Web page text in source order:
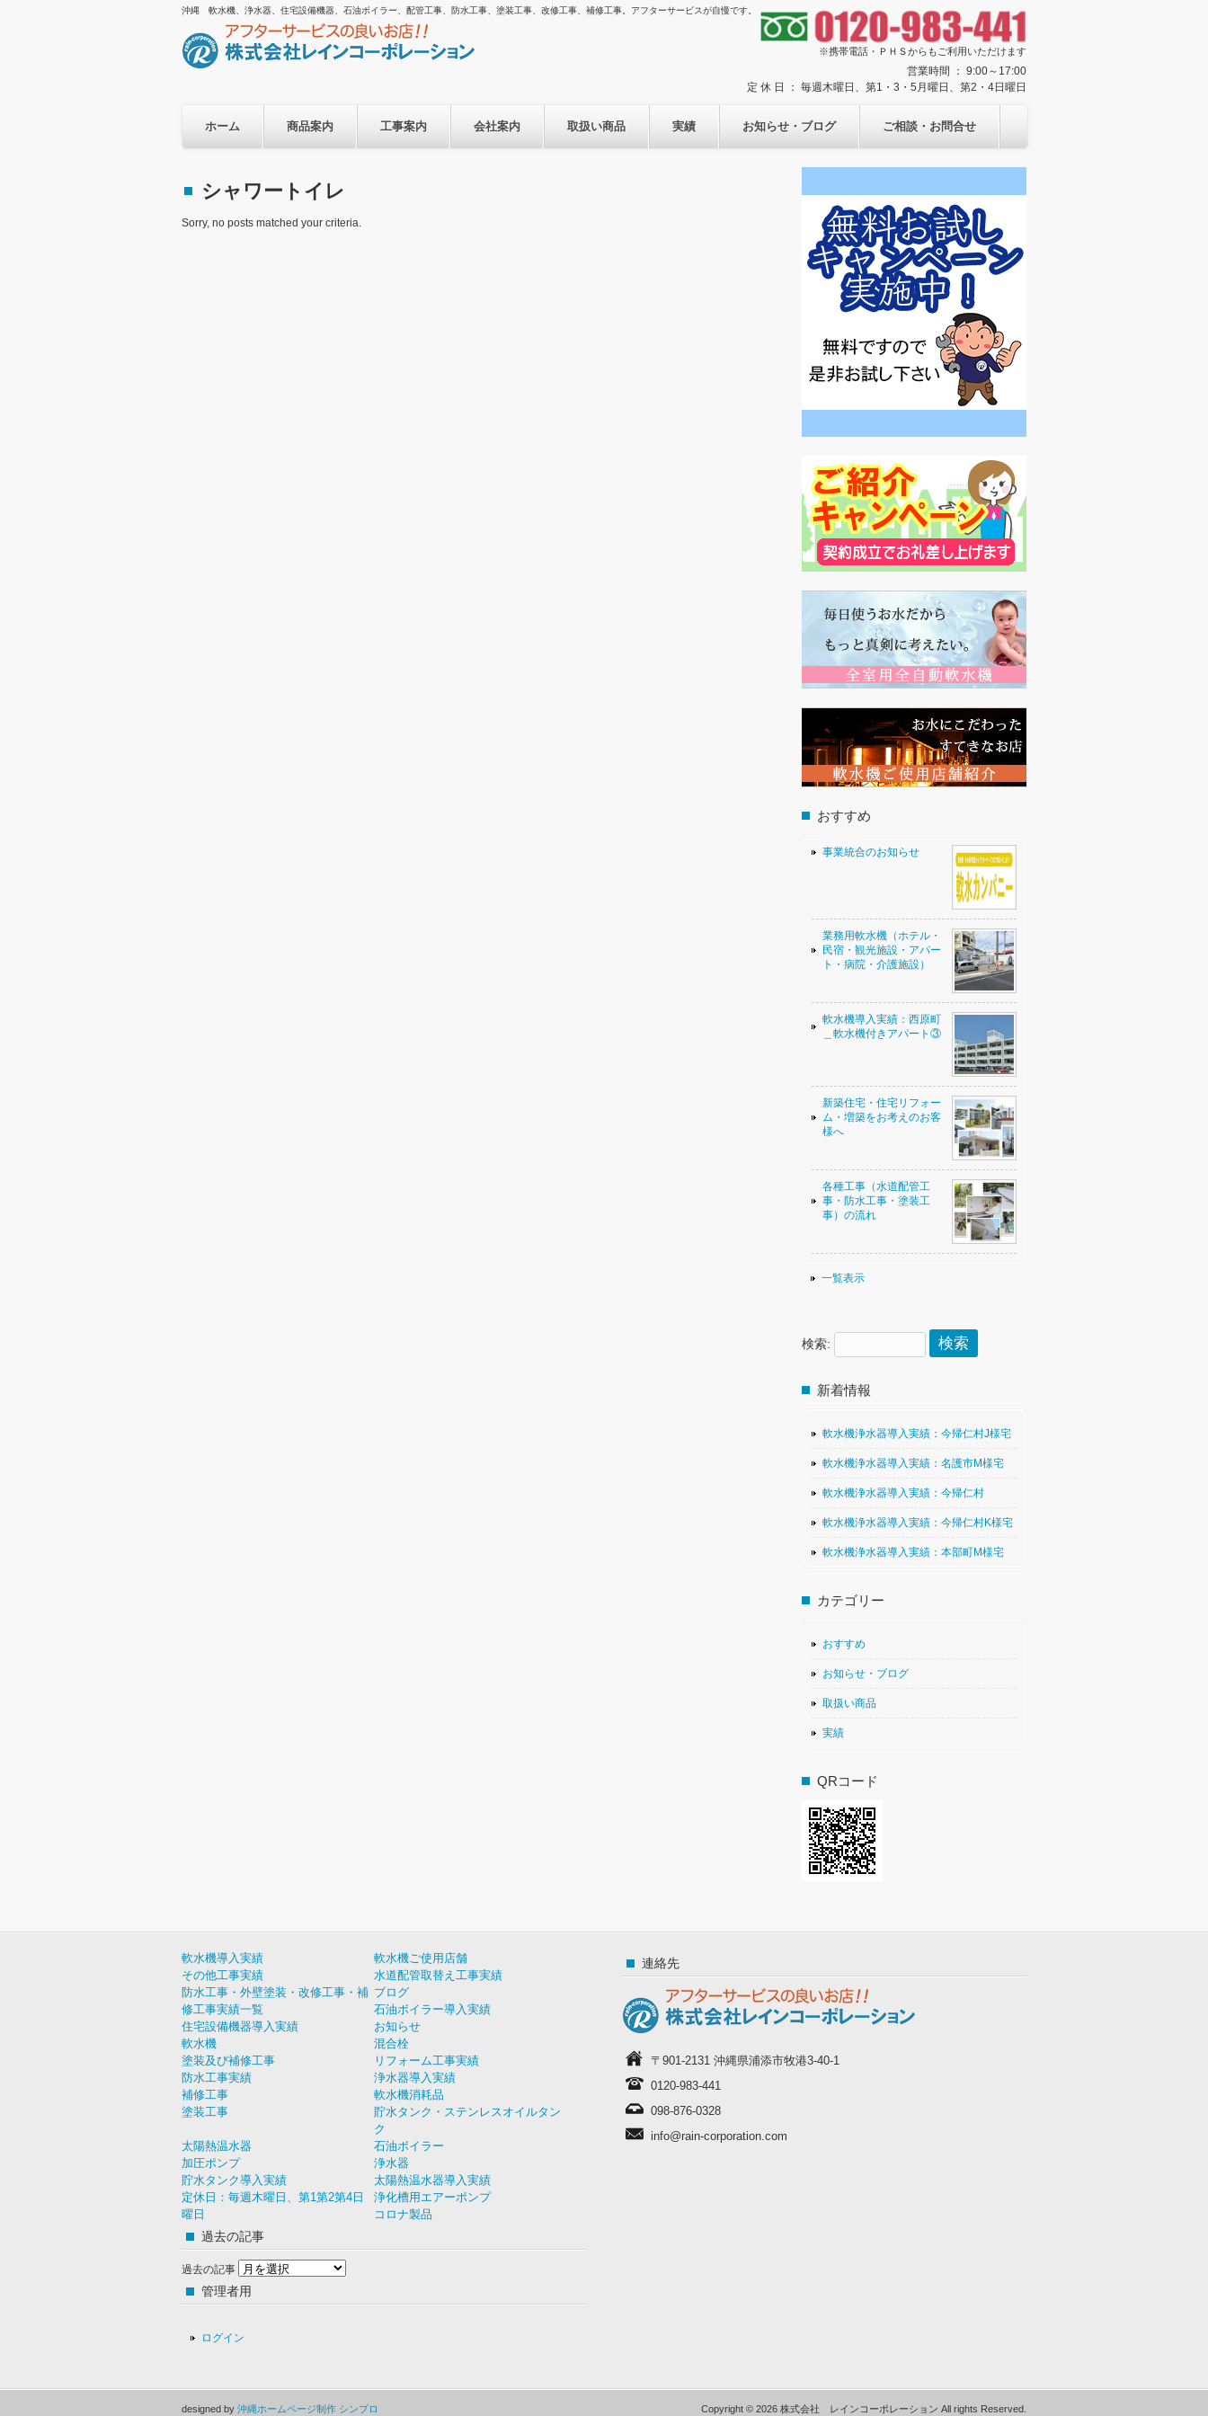
沖縄 軟水機、浄水器、住宅設備機器、石油ボイラー、配管工事、防水工事、塗装工事、改修工事、補修工事。アフターサービスが自慢です。
※携帯電話・ＰＨＳからもご利用いただけます
営業時間 ： 9:00～17:00
定 休 日 ： 毎週木曜日、第1・3・5月曜日、第2・4日曜日
ホーム 商品案内 工事案内 会社案内 取扱い商品 実績 お知らせ・ブログ ご相談・お問合せ
シャワートイレ
Sorry, no posts matched your criteria.
おすすめ
事業統合のお知らせ
業務用軟水機（ホテル・
民宿・観光施設・アパー
ト・病院・介護施設）
軟水機導入実績：西原町
＿軟水機付きアパート③
新築住宅・住宅リフォー
ム・増築をお考えのお客
様へ
各種工事（水道配管工
事・防水工事・塗装工
事）の流れ
一覧表示
検索:
新着情報
軟水機浄水器導入実績：今帰仁村J様宅
軟水機浄水器導入実績：名護市M様宅
軟水機浄水器導入実績：今帰仁村
軟水機浄水器導入実績：今帰仁村K様宅
軟水機浄水器導入実績：本部町M様宅
カテゴリー
おすすめ
お知らせ・ブログ
取扱い商品
実績
QRコード
軟水機導入実績
軟水機ご使用店舗
その他工事実績
水道配管取替え工事実績
防水工事・外壁塗装・改修工事・補
修工事実績一覧
ブログ
石油ボイラー導入実績
住宅設備機器導入実績
お知らせ
軟水機
混合栓
塗装及び補修工事
リフォーム工事実績
防水工事実績
浄水器導入実績
補修工事
軟水機消耗品
塗装工事
貯水タンク・ステンレスオイルタン
ク
太陽熱温水器
石油ボイラー
加圧ポンプ
浄水器
貯水タンク導入実績
太陽熱温水器導入実績
定休日：毎週木曜日、第1第2第4日
曜日
浄化槽用エアーポンプ
コロナ製品
過去の記事
過去の記事
管理者用
ログイン
連絡先
〒901-2131 沖縄県浦添市牧港3-40-1
0120-983-441
098-876-0328
info@rain-corporation.com
designed by 沖縄ホームページ制作 シンプロ Copyright © 2026 株式会社 レインコーポレーション All rights Reserved.